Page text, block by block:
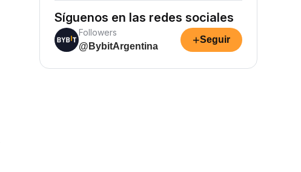
Síguenos en las redes sociales
Followers
@BybitArgentina
+Seguir